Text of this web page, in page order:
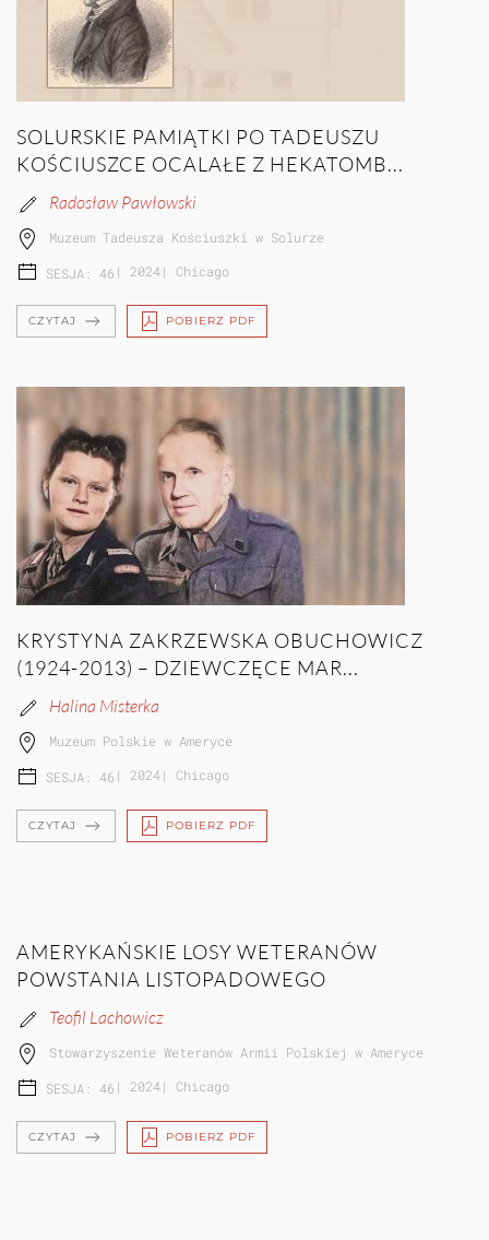
SOLURSKIE PAMIĄTKI PO TADEUSZU
KOŚCIUSZCE OCALAŁE Z HEKATOMB...
Radosław Pawłowski
Muzeum Tadeusza Kościuszki w Solurze
SESJA: 46 | 2024| Chicago
CZYTAJ POBIERZ PDF
KRYSTYNA ZAKRZEWSKA OBUCHOWICZ
(1924-2013) – DZIEWCZĘCE MAR...
Halina Misterka
Muzeum Polskie w Ameryce
SESJA: 46 | 2024| Chicago
CZYTAJ POBIERZ PDF
AMERYKAŃSKIE LOSY WETERANÓW
POWSTANIA LISTOPADOWEGO
Teofil Lachowicz
Stowarzyszenie Weteranów Armii Polskiej w Ameryce
SESJA: 46 | 2024| Chicago
CZYTAJ POBIERZ PDF